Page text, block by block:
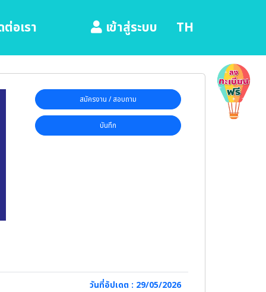
อเรา เข้าสู่ระบบ TH
สมัครงาน / สอบถาม
บันทึก
วันที่อัปเดต : 29/05/2026